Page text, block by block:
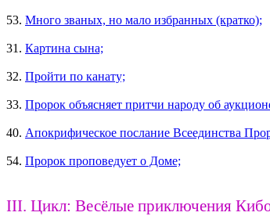
53. Много званых, но мало избранных (кратко);
31. Картина сына;
32. Пройти по канату;
33. Пророк объясняет притчи народу об
40. Апокрифическое послание Всеединства
54. Пророк проповедует о Доме;
III. Цикл: Весёлые приключения